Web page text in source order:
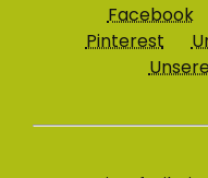
Facebook
Pinterest